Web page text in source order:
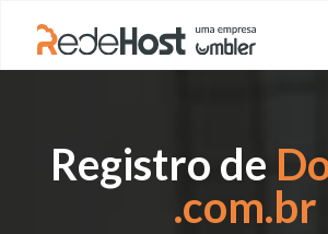
Registro de
.com.br